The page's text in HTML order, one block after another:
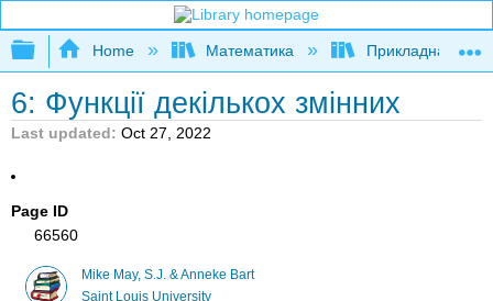
Expand/collapse global hierarchy
Home Математика Прикладна
6: Функції декількох змінних
Last updated Oct 27, 2022
Page ID
66560
Mike May, S.J. & Anneke Bart
Saint Louis University